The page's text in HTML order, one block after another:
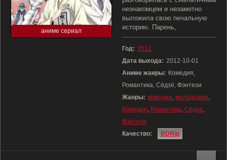
аниме сериал
незнакомцем и незаметно
выложила свою печальную
историю. Парень,
Год: 2012
Дата выхода: 2012-10-01
Аниме жанры: Комедия,
Романтика, Сёдзё, Фэнтези
Жанры: комедия, мелодрама,
Комедия, Романтика, Сёдзё,
Фэнтези
Качество:
BDRip